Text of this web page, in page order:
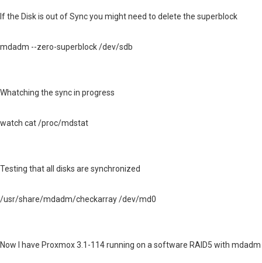
If the Disk is out of Sync you might need to delete the superblock
mdadm --zero-superblock /dev/sdb
Whatching the sync in progress
watch cat /proc/mdstat
Testing that all disks are synchronized
/usr/share/mdadm/checkarray /dev/md0
Now I have Proxmox 3.1-114 running on a software RAID5 with mdadm